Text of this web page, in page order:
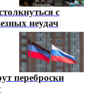
с
неудач
переброски